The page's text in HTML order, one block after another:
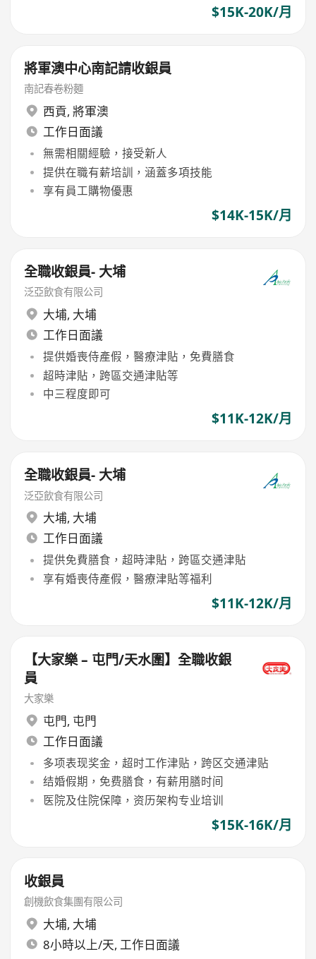
$15K-20K/月
將軍澳中心南記請收銀員
南記春卷粉麵
西貢, 將軍澳
工作日面議
無需相關經驗，接受新人
提供在職有薪培訓，涵蓋多項技能
享有員工購物優惠
$14K-15K/月
全職收銀員- 大埔
泛亞飲食有限公司
大埔, 大埔
工作日面議
提供婚喪侍產假，醫療津貼，免費膳食
超時津貼，跨區交通津貼等
中三程度即可
$11K-12K/月
全職收銀員- 大埔
泛亞飲食有限公司
大埔, 大埔
工作日面議
提供免費膳食，超時津貼，跨區交通津貼
享有婚喪侍產假，醫療津貼等福利
$11K-12K/月
【大家樂 – 屯門/天水圍】全職收銀
員
大家樂
屯門, 屯門
工作日面議
多项表现奖金，超时工作津贴，跨区交通津贴
结婚假期，免费膳食，有薪用膳时间
医院及住院保障，资历架构专业培训
$15K-16K/月
收銀員
創機飲食集團有限公司
大埔, 大埔
8小時以上/天, 工作日面議